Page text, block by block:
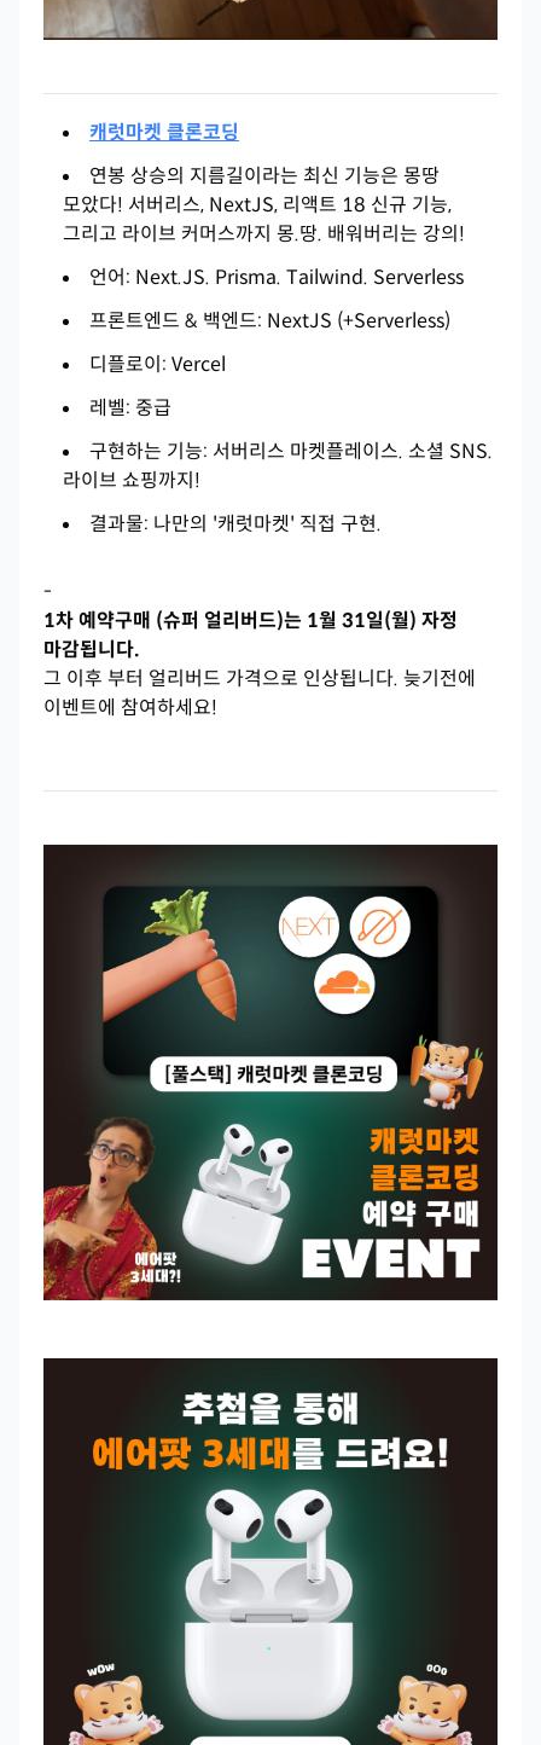
캐럿마켓 클론코딩
연봉 상승의 지름길이라는 최신 기능은 몽땅
모았다! 서버리스, NextJS, 리액트 18 신규 기능,
그리고 라이브 커머스까지 몽.땅. 배워버리는 강의!
언어: Next.JS. Prisma. Tailwind. Serverless
프론트엔드 & 백엔드: NextJS (+Serverless)
디플로이: Vercel
레벨: 중급
구현하는 기능: 서버리스 마켓플레이스. 소셜 SNS.
라이브 쇼핑까지!
결과물: 나만의 '캐럿마켓' 직접 구현.
-
1차 예약구매 (슈퍼 얼리버드)는 1월 31일(월) 자정
마감됩니다.
그 이후 부터 얼리버드 가격으로 인상됩니다. 늦기전에
이벤트에 참여하세요!